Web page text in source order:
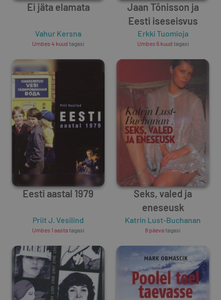
Ei jäta elamata
Vahur Kersna
Umbes 4 kuud tagasi
Jaan Tõnisson ja
Eesti iseseisvus
Erkki Tuomioja
Umbes 6 kuud tagasi
Eesti aastal 1979
Priit J. Vesilind
Umbes 1 aastatagasi
Seks, valed ja
eneseusk
Katrin Lust-Buchanan
8 päevatagasi